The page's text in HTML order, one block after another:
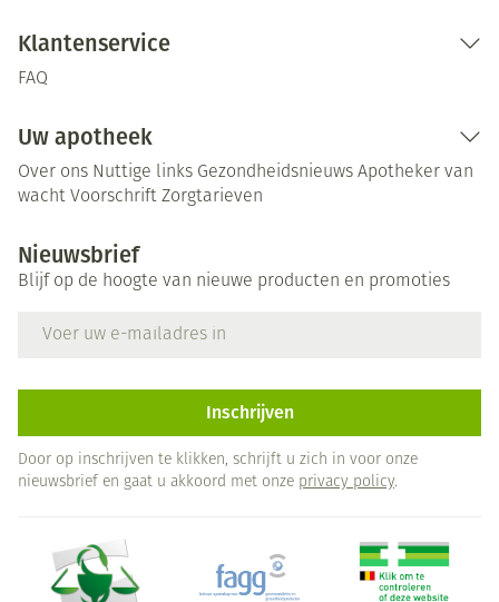
Klantenservice
FAQ
Uw apotheek
Over ons Nuttige links Gezondheidsnieuws Apotheker van
wacht Voorschrift Zorgtarieven
Nieuwsbrief
Blijf op de hoogte van nieuwe producten en promoties
Inschrijven
Door op inschrijven te klikken, schrijft u zich in voor onze
nieuwsbrief en gaat u akkoord met onze privacy policy.